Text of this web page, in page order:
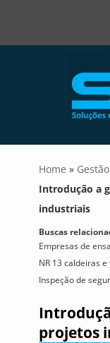
Home »
Introdução a
industriais
Buscas
Empresas de
NR 13 caldeiras
Inspeção de
projetos